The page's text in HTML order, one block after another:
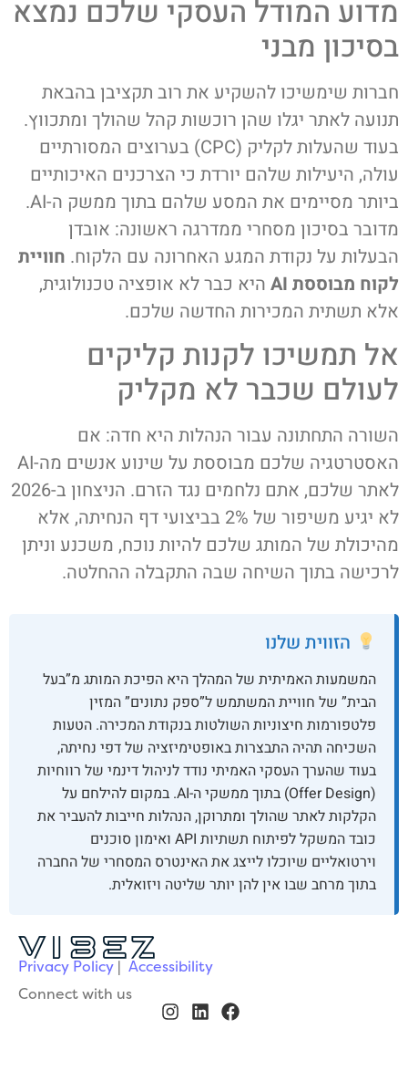
מדוע המודל העסקי שלכם נמצא
בסיכון מבני
חברות שימשיכו להשקיע את רוב תקציבן בהבאת
תנועה לאתר יגלו שהן רוכשות קהל שהולך ומתכווץ.
בעוד שהעלות לקליק (CPC) בערוצים המסורתיים
עולה, היעילות שלהם יורדת כי הצרכנים האיכותיים
ביותר מסיימים את המסע שלהם בתוך ממשק ה-AI.
מדובר בסיכון מסחרי ממדרגה ראשונה: אובדן
הבעלות על נקודת המגע האחרונה עם הלקוח. חוויית
לקוח מבוססת AI
היא כבר לא אופציה טכנולוגית,
אלא תשתית המכירות החדשה שלכם.
אל תמשיכו לקנות קליקים
לעולם שכבר לא מקליק
השורה התחתונה עבור הנהלות היא חדה: אם
האסטרטגיה שלכם מבוססת על שינוע אנשים מה-AI
לאתר שלכם, אתם נלחמים נגד הזרם. הניצחון ב-2026
לא יגיע משיפור של 2% בביצועי דף הנחיתה, אלא
מהיכולת של המותג שלכם להיות נוכח, משכנע וניתן
לרכישה בתוך השיחה שבה התקבלה ההחלטה.
הזווית שלנו
המשמעות האמיתית של המהלך היא הפיכת המותג מ”בעל
הבית” של חוויית המשתמש ל”ספק נתונים” המזין
פלטפורמות חיצוניות השולטות בנקודת המכירה. הטעות
השכיחה תהיה התבצרות באופטימיזציה של דפי נחיתה,
בעוד שהערך העסקי האמיתי נודד לניהול דינמי של רווחיות
(Offer Design) בתוך ממשקי ה-AI. במקום להילחם על
הקלקות לאתר שהולך ומתרוקן, הנהלות חייבות להעביר את
כובד המשקל לפיתוח תשתיות API ואימון סוכנים
וירטואליים שיוכלו לייצג את האינטרס המסחרי של החברה
בתוך מרחב שבו אין להן יותר שליטה ויזואלית.
Privacy Policy
Accessibility
Connect with us